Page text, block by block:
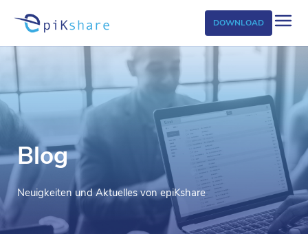
DOWNLOAD
Blog
Neuigkeiten und Aktuelles von epiKshare